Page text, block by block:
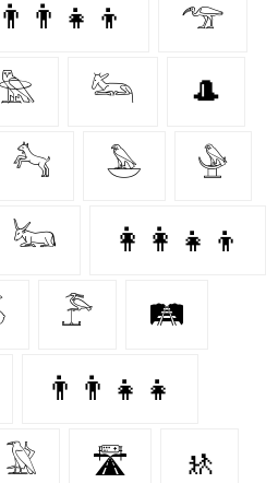
👨‍👨‍👧‍👦 𓅠
𓅗 𓃛 🎩
𓃚 𓅅 𓅈
𓃜 👩‍👩‍👧‍👦
𓅤 🛤
👨‍👨‍👧‍👧
𓅁 🛣 🚸